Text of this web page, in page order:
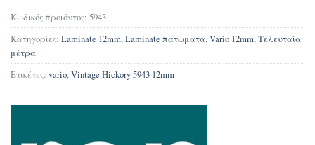
Κωδικός προϊόντος: 5943
Κατηγορίες: Laminate 12mm,Laminate πάτωματα,Vario 12mm,Τελευταία
μέτρα
Ετικέτες: vario,Vintage Hickory 5943 12mm